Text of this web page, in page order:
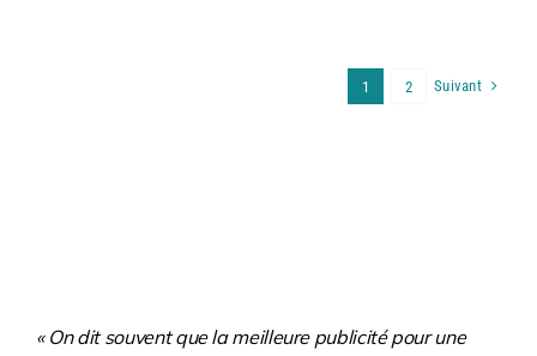
1 2 Suivant
« On dit souvent que la meilleure publicité pour une